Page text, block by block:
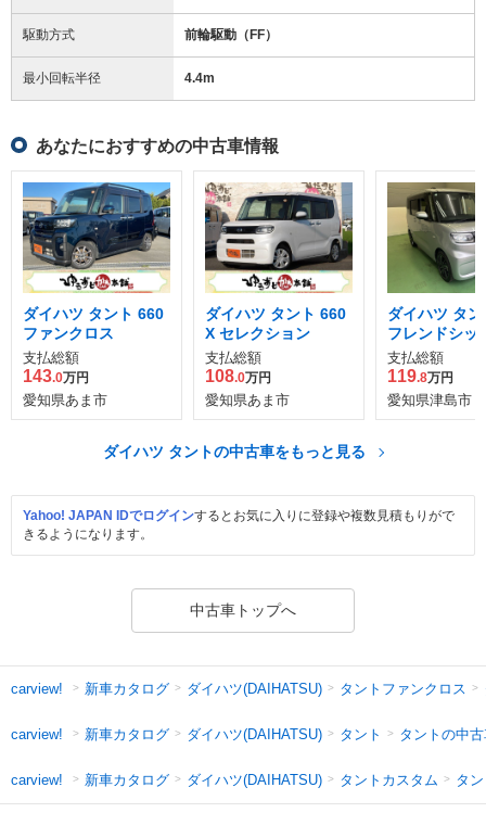
駆動方式 前輪駆動（FF）
最小回転半径 4.4m
あなたにおすすめの中古車情報
ダイハツ タント 660
ファンクロス
支払総額
143.0万円
愛知県あま市
ダイハツ タント 660
X セレクション
支払総額
108.0万円
愛知県あま市
ダイハツ タ
フレンドシッ
ルカムシート
X
支払総額
119.8万円
愛知県津島市
ダイハツ タントの中古車をもっと見る
Yahoo! JAPAN IDでログインするとお気に入りに登録や複数見積もりがで
きるようになります。
中古車トップへ
carview! 新車カタログ ダイハツ(DAIHATSU) タントファンクロス
carview! 新車カタログ ダイハツ(DAIHATSU) タント タントの中
carview! 新車カタログ ダイハツ(DAIHATSU) タントカスタム タ